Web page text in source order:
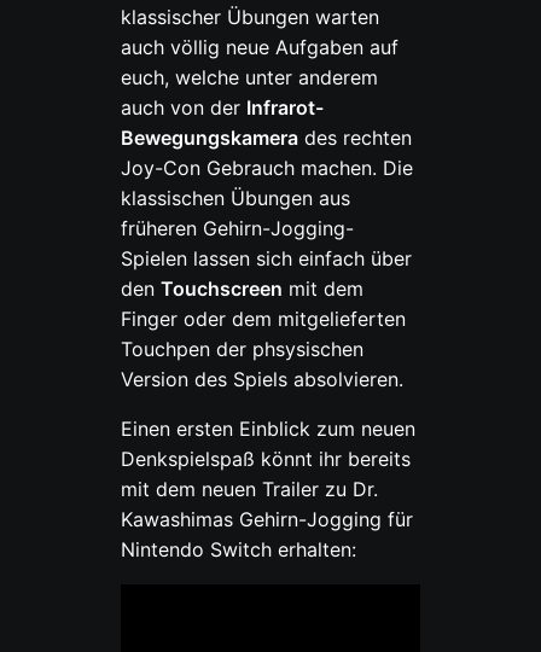
klassischer Übungen warten
auch völlig neue Aufgaben auf
euch, welche unter anderem
auch von der Infrarot-
Bewegungskamera des rechten
Joy-Con Gebrauch machen. Die
klassischen Übungen aus
früheren Gehirn-Jogging-
Spielen lassen sich einfach über
denTouchscreen mit dem
Finger oder dem mitgelieferten
Touchpen der phsysischen
Version des Spiels absolvieren.
Einen ersten Einblick zum neuen
Denkspielspaß könnt ihr bereits
mit dem neuen Trailer zu Dr.
Kawashimas Gehirn-Jogging für
Nintendo Switch erhalten: